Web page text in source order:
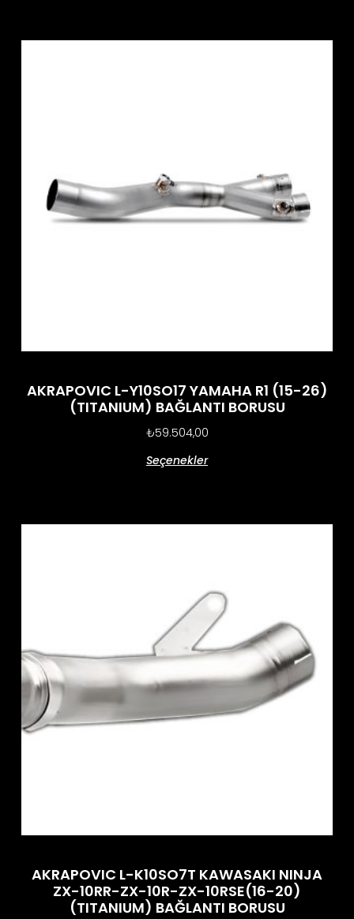
AKRAPOVIC L-Y10SO17 YAMAHA R1 (15-26)
(TITANIUM) BAĞLANTI BORUSU
₺59.504,00
Seçenekler
AKRAPOVIC L-K10SO7T KAWASAKI NINJA
ZX-10RR-ZX-10R-ZX-10RSE(16-20)
(TITANIUM) BAĞLANTI BORUSU